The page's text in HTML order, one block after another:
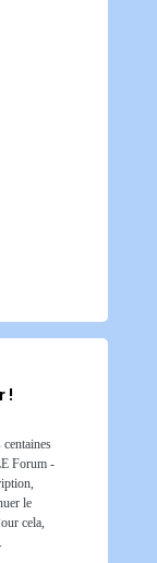
!
Forum -
le
cela,